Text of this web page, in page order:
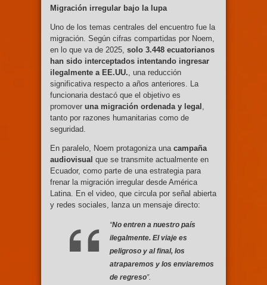
Migración irregular bajo la lupa
Uno de los temas centrales del encuentro fue la
migración. Según cifras compartidas por Noem,
en lo que va de 2025, solo 3.448 ecuatorianos
han sido interceptados intentando ingresar
ilegalmente a EE.UU. , una reducción
significativa respecto a años anteriores. La
funcionaria destacó que el objetivo es
promover una migración ordenada y legal
tanto por razones humanitarias como de
seguridad.
En paralelo, Noem protagoniza una campaña
audiovisual que se transmite actualmente en
Ecuador, como parte de una estrategia para
frenar la migración irregular desde América
Latina. En el video, que circula por señal abierta
y redes sociales, lanza un mensaje directo:
“No entren a nuestro país
ilegalmente. El viaje es
peligroso y al final, los
atraparemos y los enviaremos
de regreso”.